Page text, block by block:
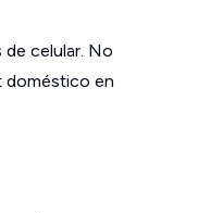
de celular. No
doméstico en